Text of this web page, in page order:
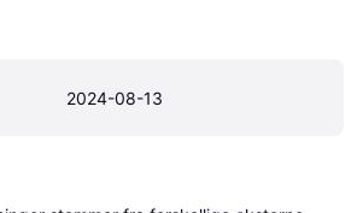
2024-08-13